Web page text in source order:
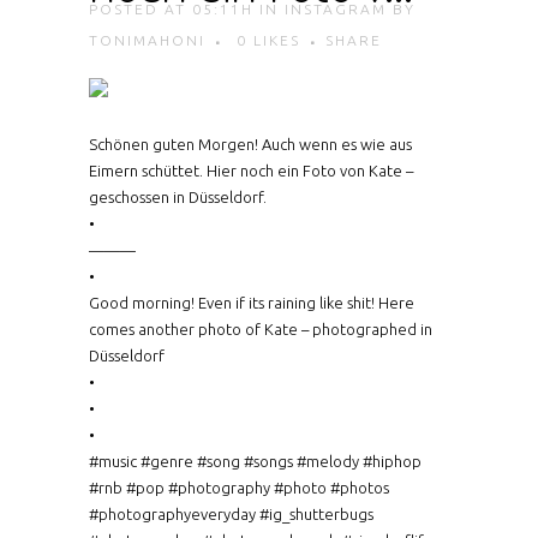
POSTED AT 05:11H IN INSTAGRAM
BY
TONIMAHONI
0 LIKES SHARE
Schönen guten Morgen! Auch wenn es wie aus
Eimern schüttet. Hier noch ein Foto von Kate –
geschossen in Düsseldorf.
•
———
•
Good morning! Even if its raining like shit! Here
comes another photo of Kate – photographed in
Düsseldorf
•
•
•
#music #genre #song #songs #melody #hiphop
#rnb #pop #photography #photo #photos
#photographyeveryday #ig_shutterbugs